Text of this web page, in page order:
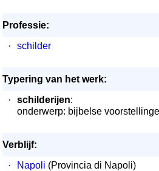
Professie:
·
schilder
Typering van het werk:
·
schilderijen:
onderwerp: bijbelse
Verblijf:
·
Napoli (Provincia di Napoli)